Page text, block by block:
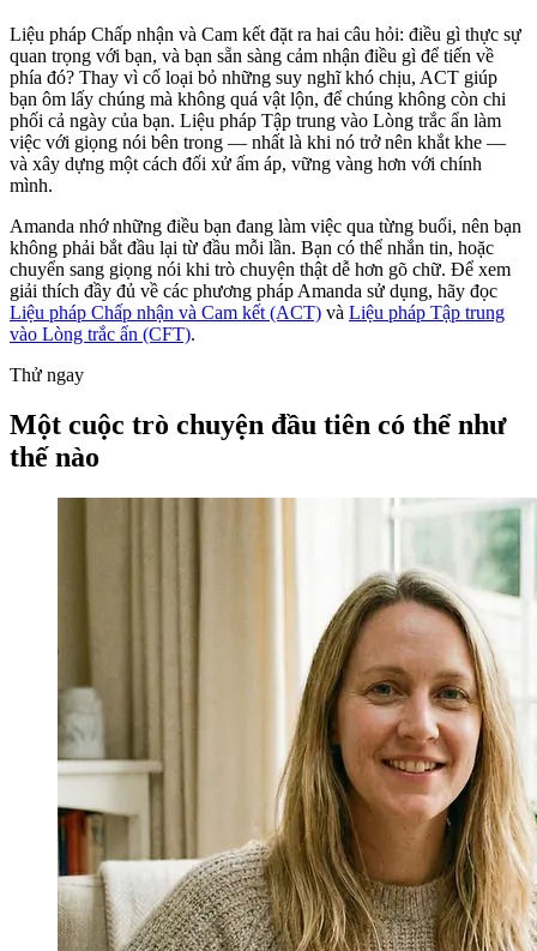
Liệu pháp Chấp nhận và Cam kết đặt ra hai câu hỏi: điều gì thực sự
quan trọng với bạn, và bạn sẵn sàng cảm nhận điều gì để tiến về
phía đó? Thay vì cố loại bỏ những suy nghĩ khó chịu, ACT giúp
bạn ôm lấy chúng mà không quá vật lộn, để chúng không còn chi
phối cả ngày của bạn. Liệu pháp Tập trung vào Lòng trắc ẩn làm
việc với giọng nói bên trong — nhất là khi nó trở nên khắt khe —
và xây dựng một cách đối xử ấm áp, vững vàng hơn với chính
mình.
Amanda nhớ những điều bạn đang làm việc qua từng buổi, nên bạn
không phải bắt đầu lại từ đầu mỗi lần. Bạn có thể nhắn tin, hoặc
chuyển sang giọng nói khi trò chuyện thật dễ hơn gõ chữ. Để xem
giải thích đầy đủ về các phương pháp Amanda sử dụng, hãy đọc
Liệu pháp Chấp nhận và Cam kết (ACT) và Liệu pháp Tập trung
vào Lòng trắc ẩn (CFT).
Thử ngay
Một cuộc trò chuyện đầu tiên có thể như
thế nào